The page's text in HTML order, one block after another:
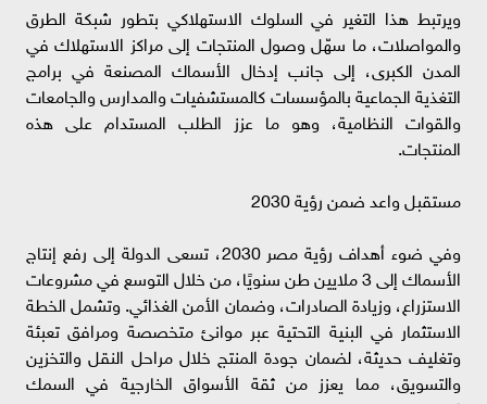
ويرتبط هذا التغير في السلوك الاستهلاكي بتطور شبكة الطرق
والمواصلات، ما سهّل وصول المنتجات إلى مراكز الاستهلاك في
المدن الكبرى، إلى جانب إدخال الأسماك المصنعة في برامج
التغذية الجماعية بالمؤسسات كالمستشفيات والمدارس والجامعات
والقوات النظامية، وهو ما عزز الطلب المستدام على هذه
المنتجات.
مستقبل واعد ضمن رؤية 2030
وفي ضوء أهداف رؤية مصر 2030، تسعى الدولة إلى رفع إنتاج
الأسماك إلى 3 ملايين طن سنويًا، من خلال التوسع في مشروعات
الاستزراع، وزيادة الصادرات، وضمان الأمن الغذائي. وتشمل الخطة
الاستثمار في البنية التحتية عبر موانئ متخصصة ومرافق تعبئة
وتغليف حديثة، لضمان جودة المنتج خلال مراحل النقل والتخزين
والتسويق، مما يعزز من ثقة الأسواق الخارجية في السمك